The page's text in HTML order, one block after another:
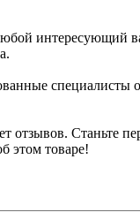
интересующий
специалисты
отзывов. Станьте
этом товаре!